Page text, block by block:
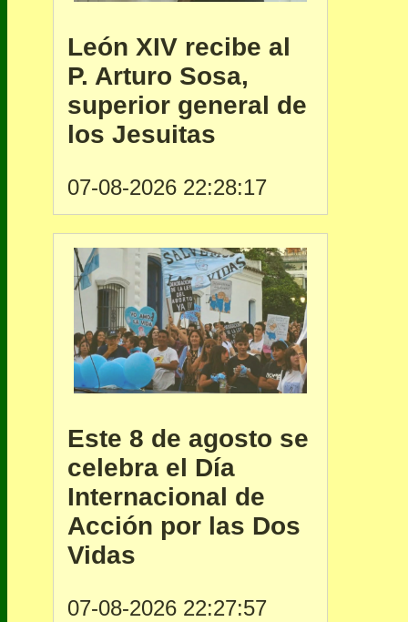
León XIV recibe al
P. Arturo Sosa,
superior general de
los Jesuitas
07-08-2026 22:28:17
Este 8 de agosto se
celebra el Día
Internacional de
Acción por las Dos
Vidas
07-08-2026 22:27:57